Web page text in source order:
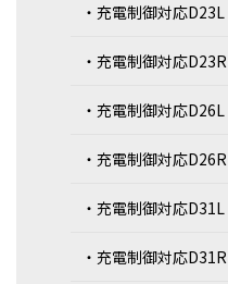
・充電制御対応D23L
・充電制御対応D23R
・充電制御対応D26L
・充電制御対応D26R
・充電制御対応D31L
・充電制御対応D31R